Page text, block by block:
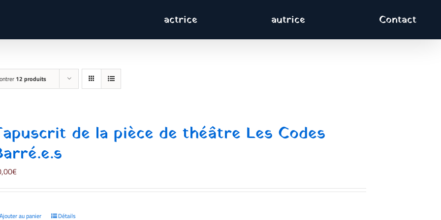
actrice autrice Contact
12 produits
de la pièce de théâtre Les Codes
€
au panier Détails